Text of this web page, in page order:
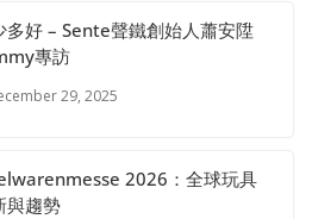
多好 – Sente聲鐵創始人蕭安陞
專訪
29, 2025
2026：全球玩具
與趨勢